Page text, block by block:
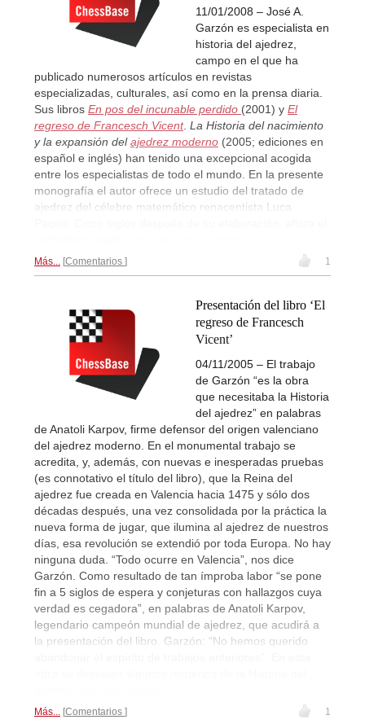
11/01/2008 – José A.
Garzón es especialista en
historia del ajedrez,
campo en el que ha
publicado numerosos artículos en revistas
especializadas, culturales, así como en la prensa diaria.
Sus libros En pos del incunable perdido (2001) y El
regreso de Francesch Vicent. La Historia del nacimiento
y la expansión delajedrez moderno (2005; ediciones en
español e inglés) han tenido una excepcional acogida
entre los especialistas de todo el mundo. En la presente
monografía el autor ofrece un estudio del tratado de
ajedrez del célebre matemático renacentista Luca
Más... Comentarios 1
Presentación del libro ‘El
regreso de Francesch
Vicent’
04/11/2005 – El trabajo
de Garzón “es la obra
que necesitaba la Historia
del ajedrez” en palabras
de Anatoli Karpov, firme defensor del origen valenciano
del ajedrez moderno. En el monumental trabajo se
acredita, y, además, con nuevas e inesperadas pruebas
(es connotativo el título del libro), que la Reina del
ajedrez fue creada en Valencia hacia 1475 y sólo dos
décadas después, una vez consolidada por la práctica la
nueva forma de jugar, que ilumina al ajedrez de nuestros
días, esa revolución se extendió por toda Europa. No hay
ninguna duda. “Todo ocurre en Valencia”, nos dice
Garzón. Como resultado de tan ímproba labor “se pone
fin a 5 siglos de espera y conjeturas con hallazgos cuya
verdad es cegadora”, en palabras de Anatoli Karpov,
legendario campeón mundial de ajedrez, que acudirá a
la presentación del libro. Garzón: “No hemos querido
Más... Comentarios 1